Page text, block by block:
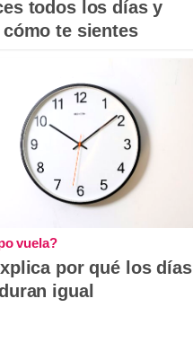
todos los días y
te sientes
vuela?
por qué los días
igual